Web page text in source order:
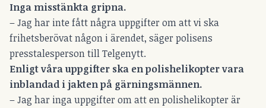
Inga misstänkta gripna.
– Jag har inte fått några uppgifter om att vi ska
frihetsberövat någon i ärendet, säger polisens
presstalesperson till Telgenytt.
Enligt våra uppgifter ska en polishelikopter vara
inblandad i jakten på gärningsmännen.
– Jag har inga uppgifter om att en polishelikopter är